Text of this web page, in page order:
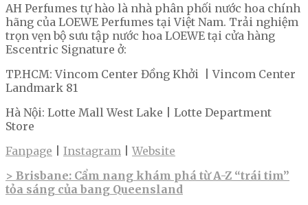
AH Perfumes tự hào là nhà phân phối nước hoa chính
hãng của LOEWE Perfumes tại Việt Nam. Trải nghiệm
trọn vẹn bộ sưu tập nước hoa LOEWE tại cửa hàng
Escentric Signature ở:
TP.HCM: Vincom Center Đồng Khởi | Vincom Center
Landmark 81
Hà Nội: Lotte Mall West Lake | Lotte Department
Store
Fanpage
Instagram |Website
> Brisbane: Cẩm nang khám phá từ A-Z “trái tim”
tỏa sáng của bang Queensland